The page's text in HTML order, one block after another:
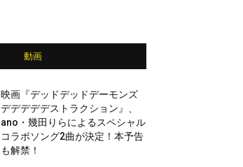
動画
映画『デッドデッドデーモンズ
デデデデデストラクション』、
ano・幾田りらによるスペシャル
コラボソング2曲が決定！本予告
も解禁！